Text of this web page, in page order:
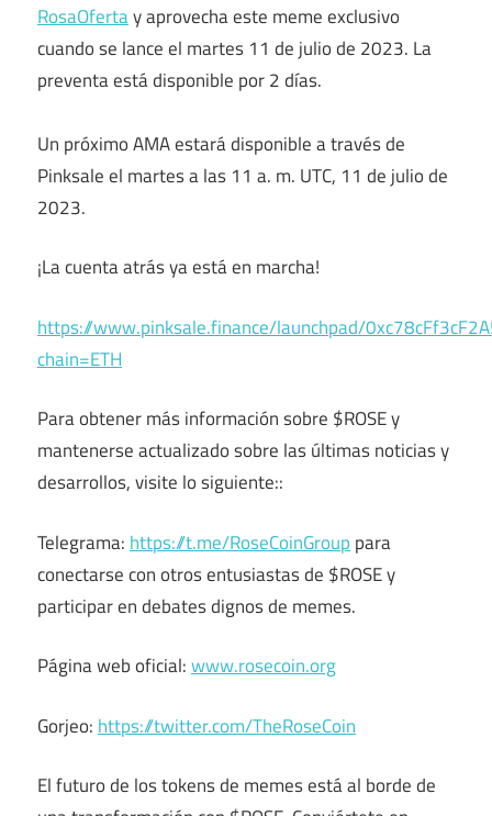
RosaOfertay aprovecha este meme exclusivo
cuando se lance el martes 11 de julio de 2023. La
preventa está disponible por 2 días.
Un próximo AMA estará disponible a través de
Pinksale el martes a las 11 a. m. UTC, 11 de julio de
2023.
¡La cuenta atrás ya está en marcha!
https://www.pinksale.finance/launchpad/
chain=ETH
Para obtener más información sobre $ROSE y
mantenerse actualizado sobre las últimas noticias y
desarrollos, visite lo siguiente::
Telegrama: https://t.me/RoseCoinGroup para
conectarse con otros entusiastas de $ROSE y
participar en debates dignos de memes.
Página web oficial:www.rosecoin.org
Gorjeo: https://twitter.com/TheRoseCoin
El futuro de los tokens de memes está al borde de